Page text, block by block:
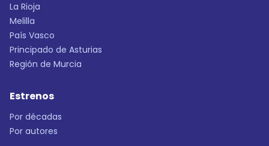
La Rioja
Melilla
País Vasco
Principado de Asturias
Región de Murcia
Estrenos
Por décadas
Por autores